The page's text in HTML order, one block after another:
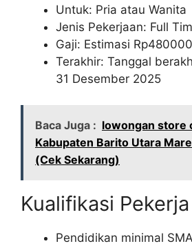
Untuk: Pria atau Wanita
Jenis Pekerjaan: Full
Gaji: Estimasi Rp
Terakhir: Tanggal
31 Desember 2025
Baca Juga : lowongan store
Kabupaten Barito Utara
(Cek Sekarang)
Kualifikasi Pekerja
Pendidikan minimal